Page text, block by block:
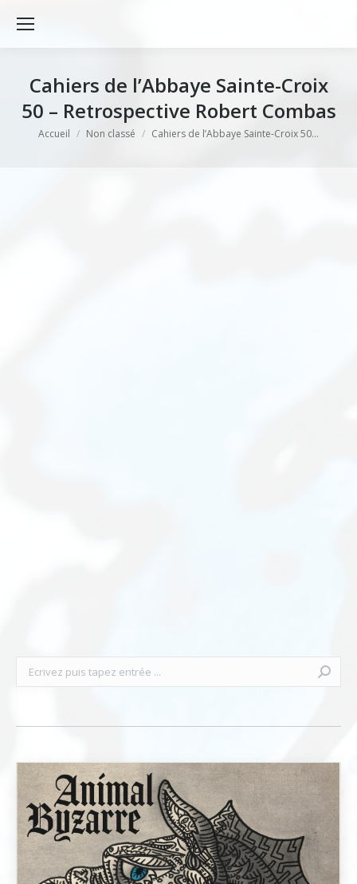
Cahiers de l’Abbaye Sainte-Croix
50 – Retrospective Robert Combas
Vous êtes ici :
Accueil Non classé Cahiers de l’Abbaye Sainte-Croix 50…
Recherche
: